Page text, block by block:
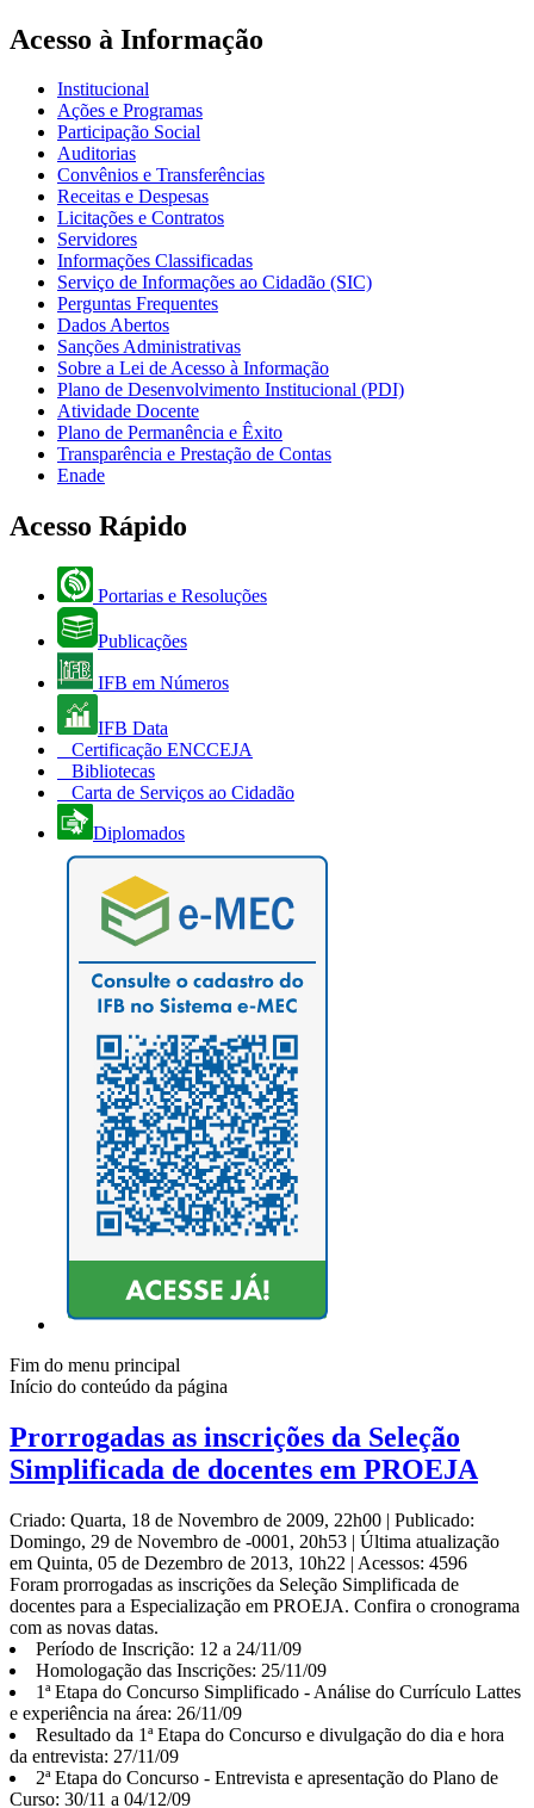
Acesso à Informação
Institucional
Ações e Programas
Participação Social
Auditorias
Convênios e Transferências
Receitas e Despesas
Licitações e Contratos
Servidores
Informações Classificadas
Serviço de Informações ao Cidadão (SIC)
Perguntas Frequentes
Dados Abertos
Sanções Administrativas
Sobre a Lei de Acesso à Informação
Plano de Desenvolvimento Institucional (PDI)
Atividade Docente
Plano de Permanência e Êxito
Transparência e Prestação de Contas
Enade
Acesso Rápido
Portarias e Resoluções
Publicações
IFB em Números
IFB Data
Certificação ENCCEJA
Bibliotecas
Carta de Serviços ao Cidadão
Diplomados
Fim do menu principal
Início do conteúdo da página
Prorrogadas as inscrições da Seleção
Simplificada de docentes em PROEJA
Criado: Quarta, 18 de Novembro de 2009, 22h00 | Publicado:
Domingo, 29 de Novembro de -0001, 20h53 | Última atualização
em Quinta, 05 de Dezembro de 2013, 10h22 | Acessos: 4596
Foram prorrogadas as inscrições da Seleção Simplificada de
docentes para a Especialização em PROEJA. Confira o cronograma
com as novas datas.
Período de Inscrição: 12 a 24/11/09
Homologação das Inscrições: 25/11/09
1ª Etapa do Concurso Simplificado - Análise do Currículo Lattes
e experiência na área: 26/11/09
Resultado da 1ª Etapa do Concurso e divulgação do dia e hora
da entrevista: 27/11/09
2ª Etapa do Concurso - Entrevista e apresentação do Plano de
Curso: 30/11 a 04/12/09